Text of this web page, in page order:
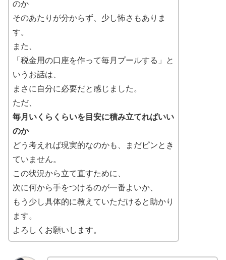
のか
そのあたりが分からず、少し怖さもありま
す。
また、
「税金用の口座を作って毎月プールする」と
いうお話は、
まさに自分に必要だと感じました。
ただ、
毎月いくらくらいを目安に積み立てればいい
のか
どう考えれば現実的なのかも、まだピンとき
ていません。
この状況から立て直すために、
次に何から手をつけるのが一番よいか、
もう少し具体的に教えていただけると助かり
ます。
よろしくお願いします。